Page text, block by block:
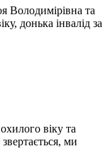
Володимірівна та
донька інвалід за
віку та
ми